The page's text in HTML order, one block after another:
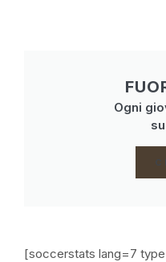
Ogni
[soccerstats lang=7